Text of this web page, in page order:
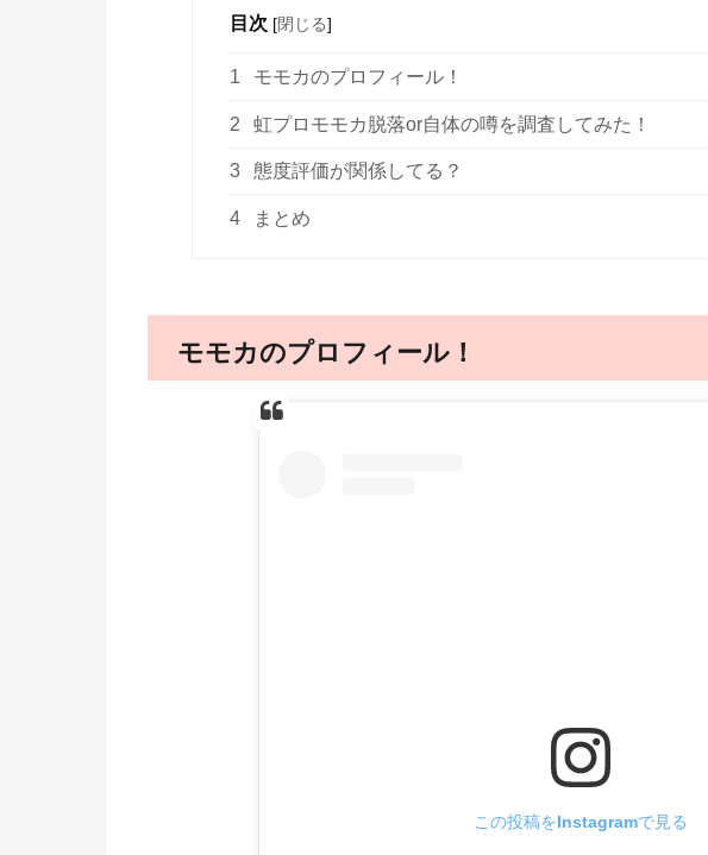
目次 [閉じる]
1 モモカのプロフィール！
2 虹プロモモカ脱落or自体の噂を調査してみた！
3 態度評価が関係してる？
4 まとめ
モモカのプロフィール！
この投稿をInstagramで見る